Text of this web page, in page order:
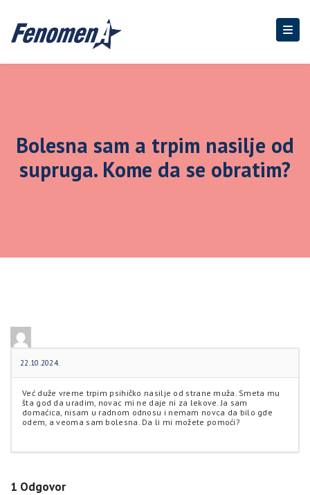
Bolesna sam a trpim nasilje od
supruga. Kome da se obratim?
22.10.2024.
Već duže vreme trpim psihičko nasilje od strane muža. Smeta mu
šta god da uradim, novac mi ne daje ni za lekove. Ja sam
domaćica, nisam u radnom odnosu i nemam novca da bilo gde
odem, a veoma sam bolesna. Da li mi možete pomoći?
1 Odgovor